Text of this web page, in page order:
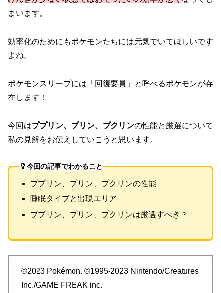
まいます。
効率化のためにもポケモンたちには元気でいてほしいです
よね。
ポケモンスリープには「回復要員」と呼べるポケモンが存
在します！
今回はププリン、プリン、プクリンの性能と厳選について
私の見解をお伝えしていこうと思います。
今回の記事でわかること
ププリン、プリン、プクリンの性能
睡眠タイプと出現エリア
ププリン、プリン、プクリンは厳選すべき？
©2023 Pokémon. ©1995-2023 Nintendo/Creatures
Inc./GAME FREAK inc.